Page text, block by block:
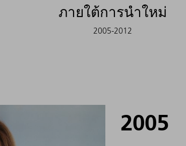
ภายใต้การนำใหม่
2005-2012
2005